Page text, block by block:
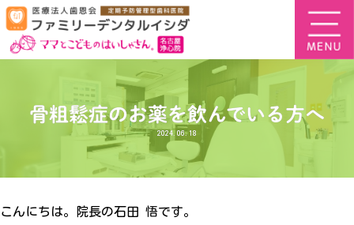
骨粗鬆症のお薬を飲んでいる方へ
2024.06.18
こんにちは。院長の石田 悟です。